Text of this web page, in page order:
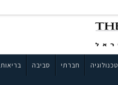
טכנולוגיה חברתי סביבה בריאות